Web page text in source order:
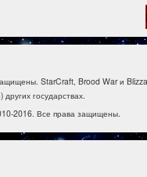
StarCraft, Brood War и
государствах.
2016. Все права защищены.